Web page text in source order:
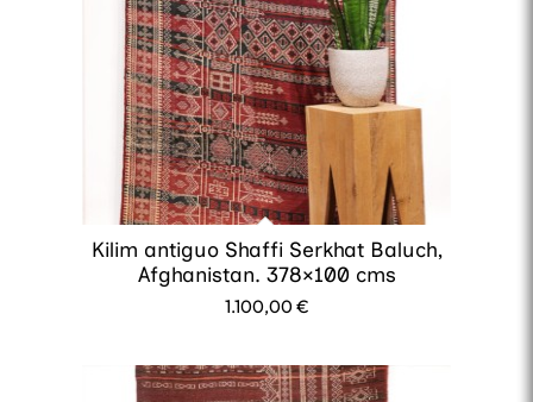
Kilim antiguo Shaffi Serkhat Baluch,
Afghanistan. 378×100 cms
1.100,00€